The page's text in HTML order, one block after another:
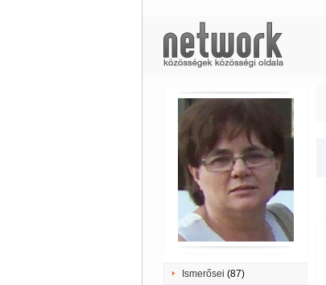
Ismerősei (87)